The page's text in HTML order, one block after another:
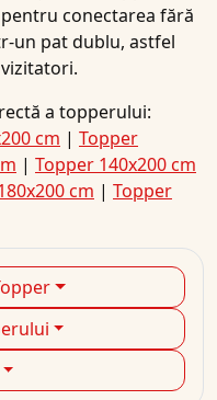
conectarea fără
un pat dublu, astfel
a topperului:
cm | Topper
| Topper 140x200 cm
cm | Topper